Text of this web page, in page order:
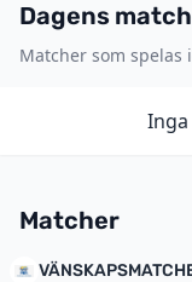
Dagens
Matcher som spelas
Matcher